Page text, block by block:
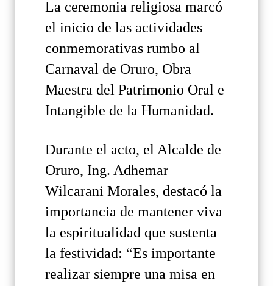
La ceremonia religiosa marcó
el inicio de las actividades
conmemorativas rumbo al
Carnaval de Oruro, Obra
Maestra del Patrimonio Oral e
Intangible de la Humanidad.
Durante el acto, el Alcalde de
Oruro, Ing. Adhemar
Wilcarani Morales, destacó la
importancia de mantener viva
la espiritualidad que sustenta
la festividad: “Es importante
realizar siempre una misa en